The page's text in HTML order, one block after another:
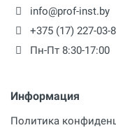
info@prof-inst.by
+375 (17) 227-03-
Пн-Пт 8:30-17:00
Информация
Политика